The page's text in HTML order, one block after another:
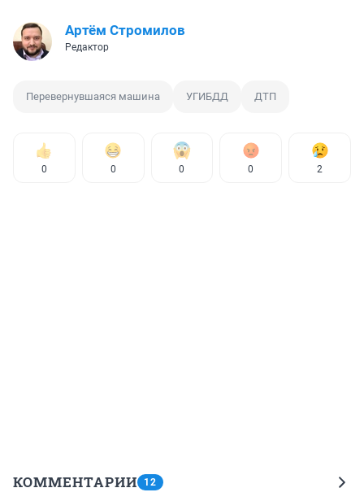
Артём Стромилов
Редактор
Перевернувшаяся машина УГИБДД ДТП
0 0 0 0 2
КОММЕНТАРИИ 12